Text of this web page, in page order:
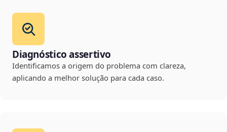
Diagnóstico assertivo
Identificamos a origem do problema com clareza,
aplicando a melhor solução para cada caso.